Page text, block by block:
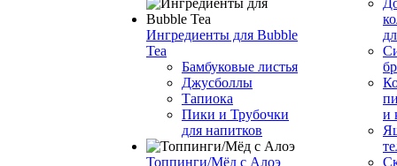
Ингредиенты для Bubble
Tea
Бамбуковые листья
Джусболлы
Тапиока
Пики и Трубочки
для напитков
Топпинги/Мёд с Алоэ
и